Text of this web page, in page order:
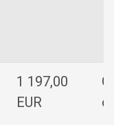
1 197,00
EUR
o.